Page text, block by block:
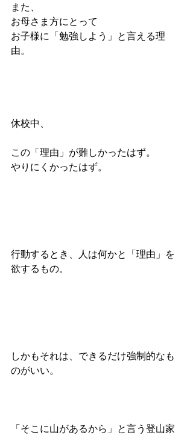
また、
お母さま方にとって
お子様に「勉強しよう」と言える理
由。
休校中、
この「理由」が難しかったはず。
やりにくかったはず。
行動するとき、人は何かと「理由」を
欲するもの。
しかもそれは、できるだけ強制的なも
のがいい。
「そこに山があるから」と言う登山家